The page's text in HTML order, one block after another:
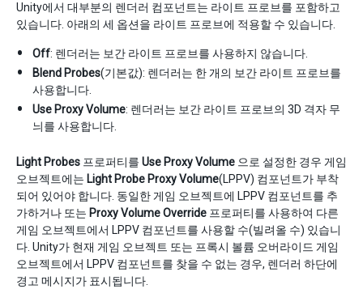
Unity에서 대부분의 렌더러 컴포넌트는 라이트 프로브를 포함하고
있습니다. 아래의 세 옵션을 라이트 프로브에 적용할 수 있습니다.
Off: 렌더러는 보간 라이트 프로브를 사용하지 않습니다.
Blend Probes(기본값): 렌더러는 한 개의 보간 라이트 프로브를
사용합니다.
Use Proxy Volume: 렌더러는 보간 라이트 프로브의 3D 격자 무
늬를 사용합니다.
Light Probes 프로퍼티를 Use Proxy Volume 으로 설정한 경우 게임
오브젝트에는 Light Probe Proxy Volume(LPPV) 컴포넌트가 부착
되어 있어야 합니다. 동일한 게임 오브젝트에 LPPV 컴포넌트를 추
가하거나 또는 Proxy Volume Override 프로퍼티를 사용하여 다른
게임 오브젝트에서 LPPV 컴포넌트를 사용할 수(빌려올 수) 있습니
다. Unity가 현재 게임 오브젝트 또는 프록시 볼륨 오버라이드 게임
오브젝트에서 LPPV 컴포넌트를 찾을 수 없는 경우, 렌더러 하단에
경고 메시지가 표시됩니다.